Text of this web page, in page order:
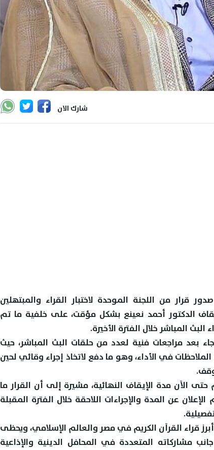
شارك الان
من اللجنة الموحدة لاختبار القراء والمبتهلين
الدكتور أحمد نعينع بشكل مؤقت، على خلفية ما تم
المباشر خلال الفترة الأخيرة.
بعد مراجعات فنية لعدد من حلقات البث المباشر، حيث
في الأداء، وهو ما دفع لاتخاذ إجراء وقائي لحين
الآن مدة الإيقاف النهائية، مشيرة إلى أن القرار ما
عن المدة والإجراءات اللاحقة خلال الفترة المقبلة
قراء القرآن الكريم في مصر والعالم الإسلامي، ويحظى
مشاركاته المتعددة في المحافل الدينية والإذاعية